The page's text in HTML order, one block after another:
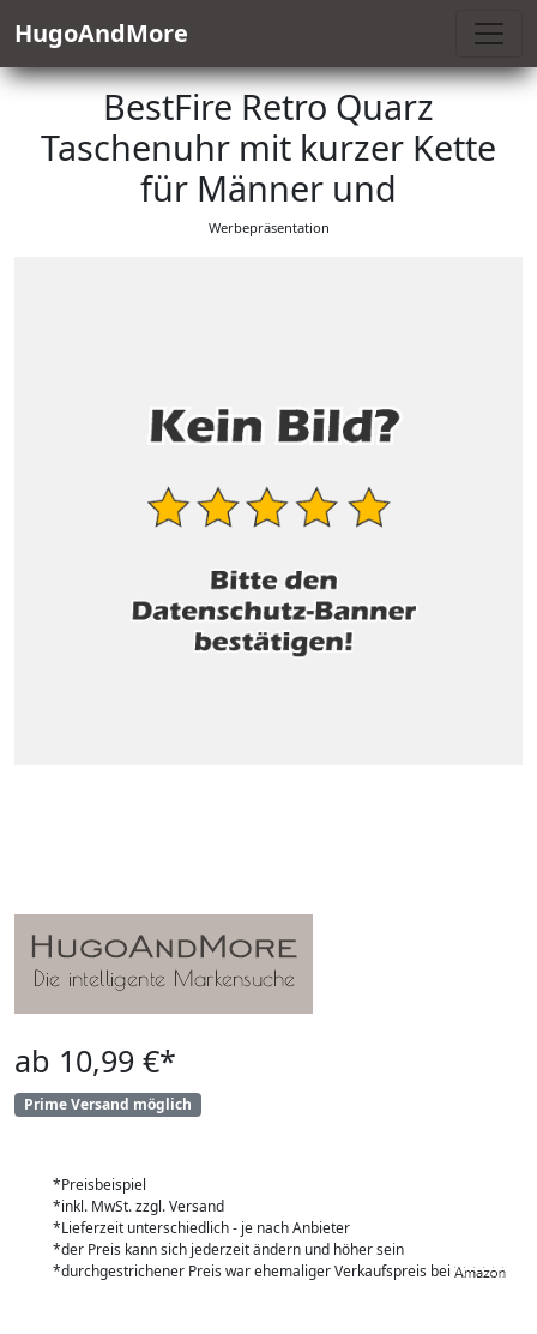
HugoAndMore
BestFire Retro Quarz
Taschenuhr mit kurzer Kette
für Männer und
Werbepräsentation
ab 10,99 €*
Prime Versand möglich
*Preisbeispiel
*inkl. MwSt. zzgl. Versand
*Lieferzeit unterschiedlich - je nach Anbieter
*der Preis kann sich jederzeit ändern und höher sein
*durchgestrichener Preis war ehemaliger Verkaufspreis bei